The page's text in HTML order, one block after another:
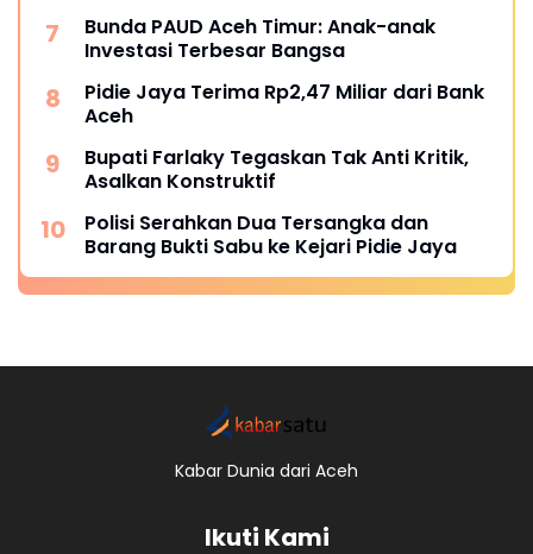
Bunda PAUD Aceh Timur: Anak-anak
Investasi Terbesar Bangsa
Pidie Jaya Terima Rp2,47 Miliar dari Bank
Aceh
Bupati Farlaky Tegaskan Tak Anti Kritik,
Asalkan Konstruktif
Polisi Serahkan Dua Tersangka dan
Barang Bukti Sabu ke Kejari Pidie Jaya
Kabar Dunia dari Aceh
Ikuti Kami